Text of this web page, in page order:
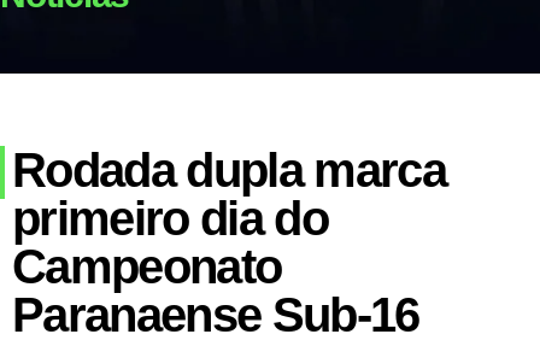
Rodada dupla marca
primeiro dia do
Campeonato
Paranaense Sub-16